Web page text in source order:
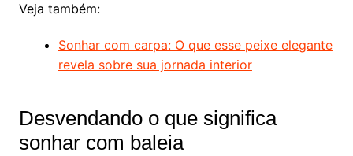
Veja também:
Sonhar com carpa: O que esse peixe elegante
revela sobre sua jornada interior
Desvendando o que significa
sonhar com baleia